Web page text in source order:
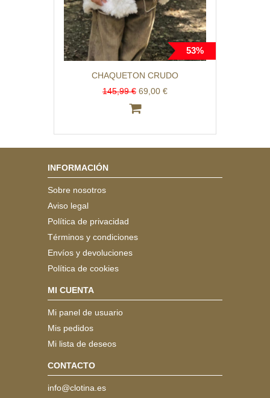
53%
CHAQUETON CRUDO
145,99 € 69,00 €
INFORMACIÓN
Sobre nosotros
Aviso legal
Política de privacidad
Términos y condiciones
Envíos y devoluciones
Política de cookies
MI CUENTA
Mi panel de usuario
Mis pedidos
Mi lista de deseos
CONTACTO
info@clotina.es